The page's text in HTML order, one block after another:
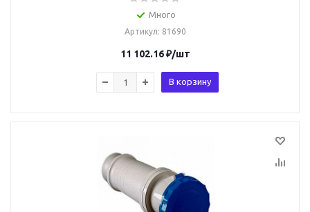
Много
Артикул: 81690
11 102.16₽/шт
В корзину